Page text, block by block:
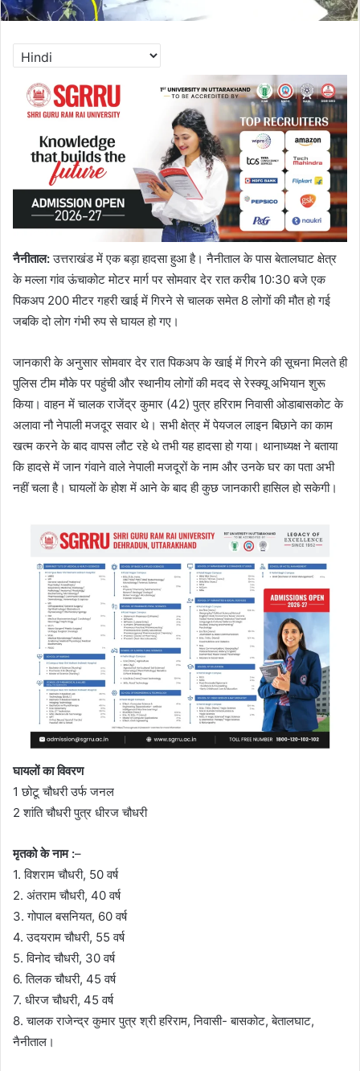
नैनीताल:उत्तराखंड में एक बड़ा हादसा हुआ है। नैनीताल के पास बेतालघाट क्षेत्र
के मल्ला गांव ऊंचाकोट मोटर मार्ग पर सोमवार देर रात करीब 10:30 बजे एक
पिकअप 200 मीटर गहरी खाई में गिरने से चालक समेत 8 लोगों की मौत हो गई
जबकि दो लोग गंभी रुप से घायल हो गए।
जानकारी के अनुसार सोमवार देर रात पिकअप के खाई में गिरने की सूचना मिलते ही
पुलिस टीम मौके पर पहुंची और स्थानीय लोगों की मदद से रेस्क्यू अभियान शुरू
किया। वाहन में चालक राजेंद्र कुमार (42) पुत्र हरिराम निवासी ओडाबासकोट के
अलावा नौ नेपाली मजदूर सवार थे। सभी क्षेत्र में पेयजल लाइन बिछाने का काम
खत्म करने के बाद वापस लौट रहे थे तभी यह हादसा हो गया। थानाध्यक्ष ने बताया
कि हादसे में जान गंवाने वाले नेपाली मजदूरों के नाम और उनके घर का पता अभी
नहीं चला है। घायलों के होश में आने के बाद ही कुछ जानकारी हासिल हो सकेगी।
घायलों का विवरण
1 छोटू चौधरी उर्फ जनल
2 शांति चौधरी पुत्र धीरज चौधरी
मृतको के नाम :–
1. विशराम चौधरी, 50 वर्ष
2. अंतराम चौधरी, 40 वर्ष
3. गोपाल बसनियत, 60 वर्ष
4. उदयराम चौधरी, 55 वर्ष
5. विनोद चौधरी, 30 वर्ष
6. तिलक चौधरी, 45 वर्ष
7. धीरज चौधरी, 45 वर्ष
8. चालक राजेन्द्र कुमार पुत्र श्री हरिराम, निवासी- बासकोट, बेतालघाट,
नैनीताल।